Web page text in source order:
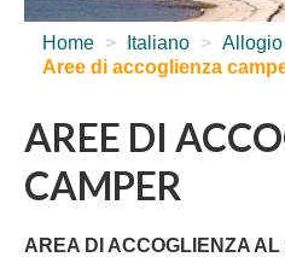
Home > Italiano > Allogio
Aree di accoglienza
AREE DI
CAMPER
AREA DI ACCOGLIENZA